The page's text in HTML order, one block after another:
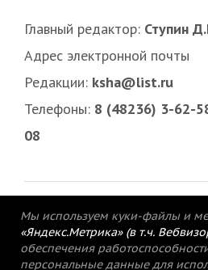
Главный редактор: Ступин
Адрес электронной почты
Редакции: ksha@list.ru
Телефоны: 8 (48236) 3-62-
08
Мы используем куки-файлы и
«Яндекс.Метрика» (в т.ч.
обеспечения
персональные данные для